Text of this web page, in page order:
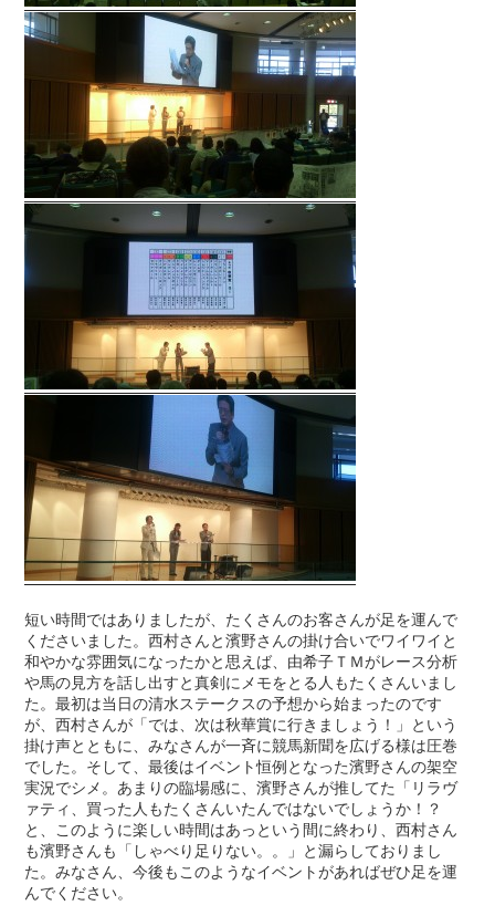
短い時間ではありましたが、たくさんのお客さんが足を運んで
くださいました。西村さんと濱野さんの掛け合いでワイワイと
和やかな雰囲気になったかと思えば、由希子ＴＭがレース分析
や馬の見方を話し出すと真剣にメモをとる人もたくさんいまし
た。最初は当日の清水ステークスの予想から始まったのです
が、西村さんが「では、次は秋華賞に行きましょう！」という
掛け声とともに、みなさんが一斉に競馬新聞を広げる様は圧巻
でした。そして、最後はイベント恒例となった濱野さんの架空
実況でシメ。あまりの臨場感に、濱野さんが推してた「リラヴ
ァティ、買った人もたくさんいたんではないでしょうか！？
と、このように楽しい時間はあっという間に終わり、西村さん
も濱野さんも「しゃべり足りない。。」と漏らしておりまし
た。みなさん、今後もこのようなイベントがあればぜひ足を運
んでください。